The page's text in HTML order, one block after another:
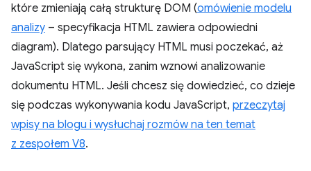
które zmieniają całą strukturę DOM (omówienie modelu
analizy – specyfikacja HTML zawiera odpowiedni
diagram). Dlatego parsujący HTML musi poczekać, aż
JavaScript się wykona, zanim wznowi analizowanie
dokumentu HTML. Jeśli chcesz się dowiedzieć, co dzieje
się podczas wykonywania kodu JavaScript, przeczytaj
wpisy na blogu i wysłuchaj rozmów na ten temat
z zespołem V8.